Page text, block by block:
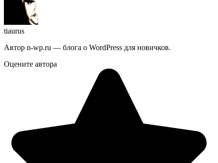
tiaurus
Автор n-wp.ru — блога о WordPress для новичков.
Оцените автора